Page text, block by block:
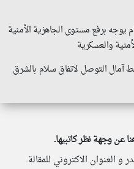
يوجه برفع مستوى الجاهزية الأمنية
والعسكرية
التوصل لاتفاق سلام بالشرق
عن وجهة نظر كاتبيها.
العنوان الاكتروني للمقالة.